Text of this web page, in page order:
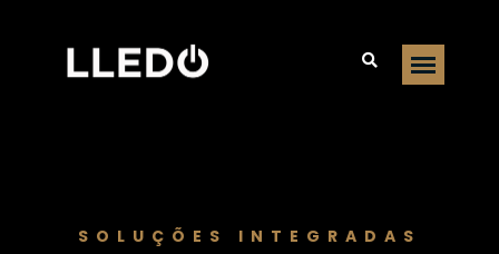
SOLUÇÕES INTEGRADAS